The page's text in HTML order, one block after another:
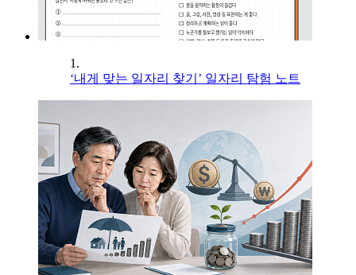
1.
‘내게 맞는 일자리 찾기’ 일자리 탐험 노트